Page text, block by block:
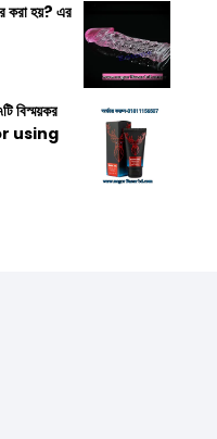
করা হয়? এর
বিস্ময়কর
using